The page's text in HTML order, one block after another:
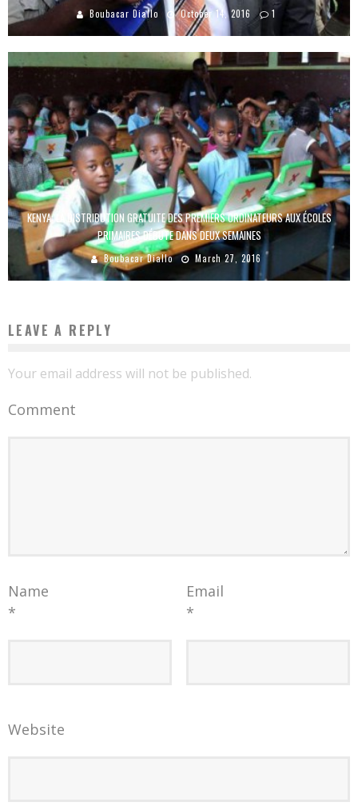
Boubacar Diallo October 14, 2016 1
KENYA: LA DISTRIBUTION GRATUITE DES PREMIERS ORDINATEURS AUX ÉCOLES
PRIMAIRES DÉBUTE DANS DEUX SEMAINES
Boubacar Diallo March 27, 2016
LEAVE A REPLY
Your email address will not be published.
Comment
Name
*
Email
*
Website